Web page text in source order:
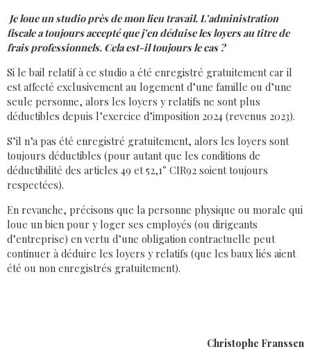
Je loue un studio près de mon lieu travail. L’administration
fiscale a toujours accepté que j’en déduise les loyers au titre de
frais professionnels. Cela est-il toujours le cas ?
Si le bail relatif à ce studio a été enregistré gratuitement car il
est affecté exclusivement au logement d’une famille ou d’une
seule personne, alors les loyers y relatifs ne sont plus
déductibles depuis l’exercice d’imposition 2024 (revenus 2023).
S’il n’a pas été enregistré gratuitement, alors les loyers sont
toujours déductibles (pour autant que les conditions de
déductibilité des articles 49 et 52,1° CIR92 soient toujours
respectées).
En revanche, précisons que la personne physique ou morale qui
loue un bien pour y loger ses employés (ou dirigeants
d’entreprise) en vertu d’une obligation contractuelle peut
continuer à déduire les loyers y relatifs (que les baux liés aient
été ou non enregistrés gratuitement).
Christophe Franssen